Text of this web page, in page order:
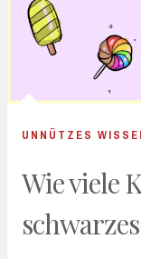
UNNÜTZES
Wie viele